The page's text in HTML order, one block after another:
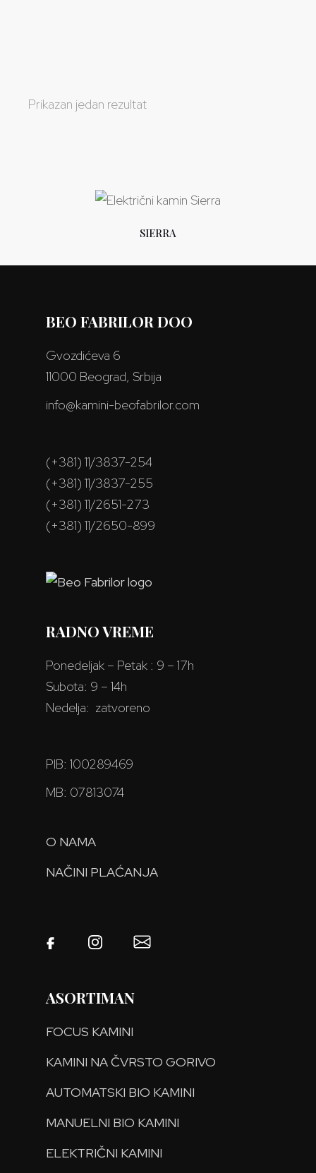
Prikazan jedan rezultat
SIERRA
BEO FABRILOR DOO
Gvozdićeva 6
11000 Beograd, Srbija
info@kamini-beofabrilor.com
(+381) 11/3837-254
(+381) 11/3837-255
(+381) 11/2651-273
(+381) 11/2650-899
RADNO VREME
Ponedeljak – Petak : 9 – 17h
Subota: 9 – 14h
Nedelja: zatvoreno
PIB: 100289469
MB: 07813074
O NAMA
NAČINI PLAĆANJA
ASORTIMAN
FOCUS KAMINI
KAMINI NA ČVRSTO GORIVO
AUTOMATSKI BIO KAMINI
MANUELNI BIO KAMINI
ELEKTRIČNI KAMINI